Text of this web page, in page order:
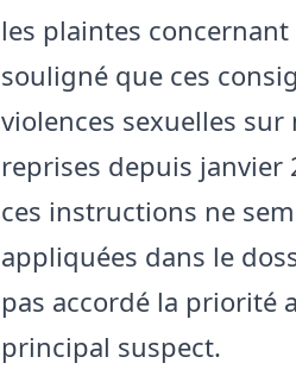
les plaintes
souligné que ces
violences sexuelles
reprises depuis janvier
ces instructions ne
appliquées dans le
pas accordé la priorité
principal suspect.